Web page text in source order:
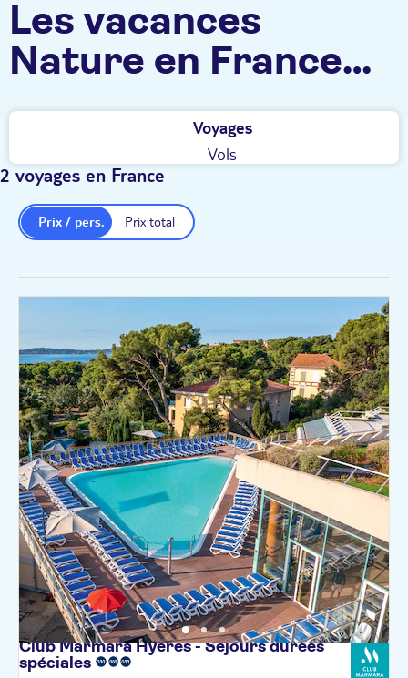
Les vacances
Nature en France
TUI
Voyages
Vols
2 voyages en France
Prix total
Prix / pers.
Club Marmara Hyères - Séjours durées
spéciales